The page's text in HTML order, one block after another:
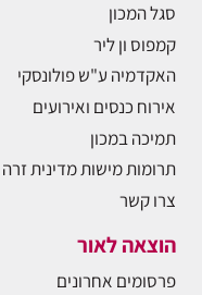
סגל המכון
קמפוס ון ליר
האקדמיה ע"ש פולונסקי
אירוח כנסים ואירועים
תמיכה במכון
תרומות מישות מדינית זרה
צרו קשר
הוצאה לאור
פרסומים אחרונים